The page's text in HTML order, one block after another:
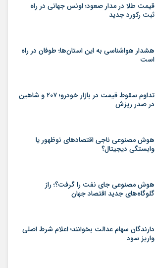
قیمت طلا در مدار صعود؛ اونس جهانی در راه
ثبت رکورد جدید
هشدار هواشناسی به این استان‌ها؛ طوفان در راه
است
تداوم سقوط قیمت در بازار خودرو؛ ۲۰۷ و شاهین
در صدر ریزش
هوش مصنوعی ناجی اقتصادهای نوظهور یا
وابستگی دیجیتال؟
هوش مصنوعی جای نفت را گرفت؟؛ راز
گلوگاه‌های جدید اقتصاد جهان
دارندگان سهام عدالت بخوانند؛ اعلام شرط اصلی
واریز سود